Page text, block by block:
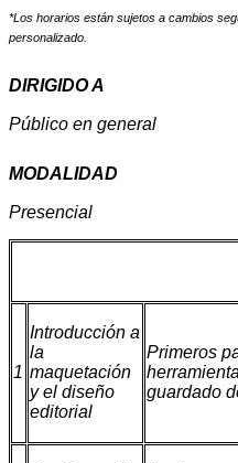
*Los horarios están sujetos a cambios
personalizado.
DIRIGIDO A
Público en general
MODALIDAD
Presencial
1
Introducción a
la
maquetación
y el diseño
editorial
Primeros
guardado